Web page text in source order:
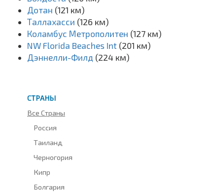
Дотан (121 км)
Таллахасси (126 км)
Коламбус Метрополитен (127 км)
NW Florida Beaches Int (201 км)
Дэннелли-Филд (224 км)
СТРАНЫ
Все Страны
Россия
Таиланд
Черногория
Кипр
Болгария